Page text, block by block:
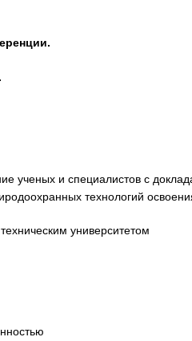
ученых и специалистов с
технологий
университетом